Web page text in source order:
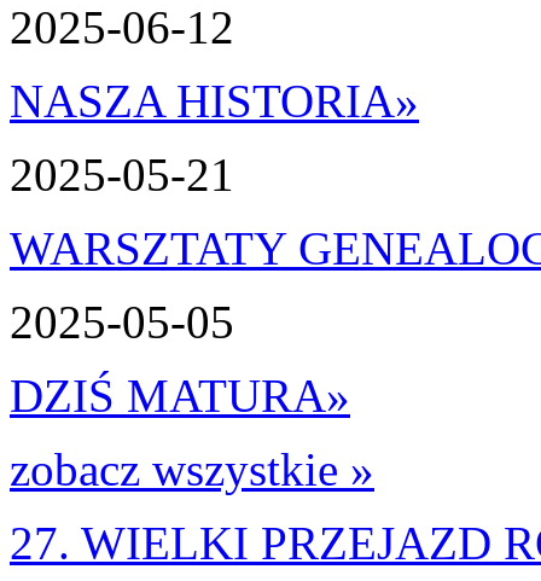
2025-06-12
NASZA HISTORIA»
2025-05-21
WARSZTATY
2025-05-05
DZIŚ MATURA»
zobacz wszystkie »
27. WIELKI PRZEJAZD